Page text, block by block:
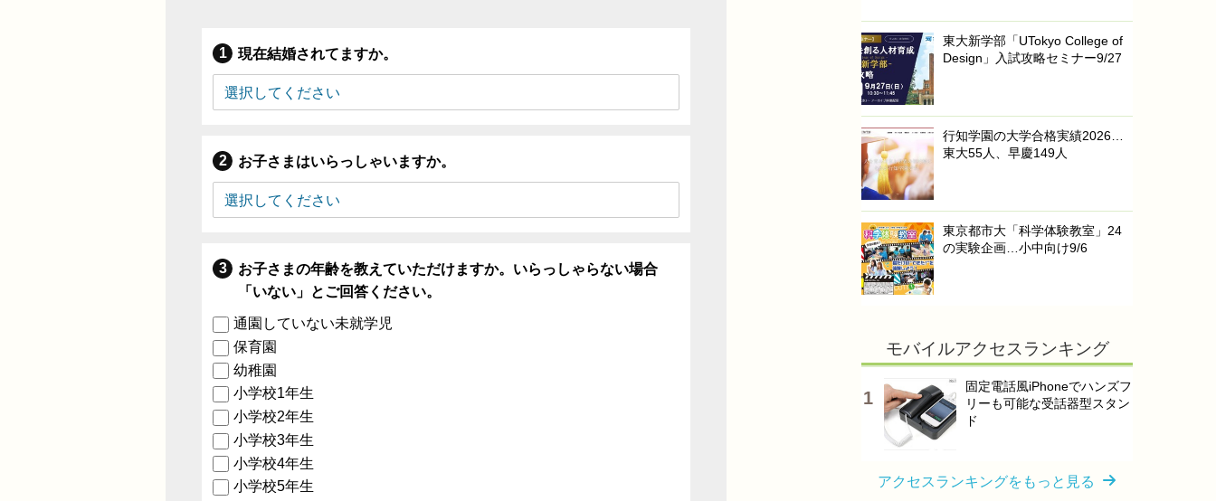
現在結婚されてますか。
お子さまはいらっしゃいますか。
お子さまの年齢を教えていただけますか。いらっしゃらない場合
「いない」とご回答ください。
通園していない未就学児
保育園
幼稚園
小学校1年生
小学校2年生
小学校3年生
小学校4年生
小学校5年生
東大新学部「UTokyo College of
Design」入試攻略セミナー9/27
行知学園の大学合格実績2026…
東大55人、早慶149人
東京都市大「科学体験教室」24
の実験企画…小中向け9/6
モバイルアクセスランキング
固定電話風iPhoneでハンズフ
リーも可能な受話器型スタン
ド
アクセスランキングをもっと見る